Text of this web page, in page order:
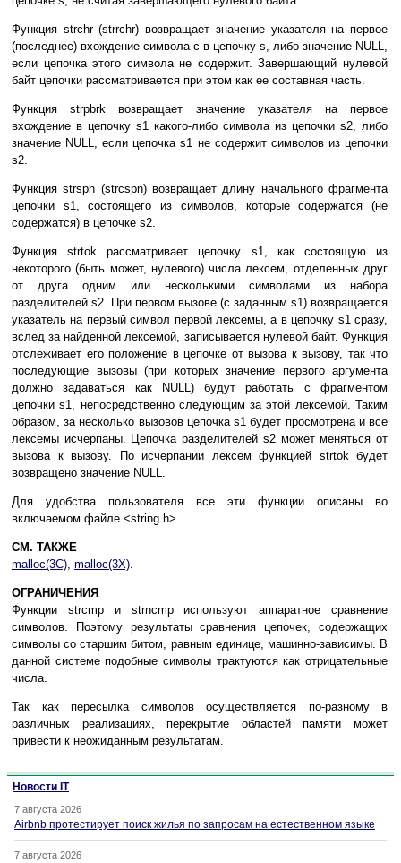
Функция strchr (strrchr) возвращает значение указателя на первое
(последнее) вхождение символа c в цепочку s, либо значение NULL,
если цепочка этого символа не содержит. Завершающий нулевой
байт цепочки рассматривается при этом как ее составная часть.
Функция strpbrk возвращает значение указателя на первое
вхождение в цепочку s1 какого-либо символа из цепочки s2, либо
значение NULL, если цепочка s1 не содержит символов из цепочки
s2.
Функция strspn (strcspn) возвращает длину начального фрагмента
цепочки s1, состоящего из символов, которые содержатся (не
содержатся) в цепочке s2.
Функция strtok рассматривает цепочку s1, как состоящую из
некоторого (быть может, нулевого) числа лексем, отделенных друг
от друга одним или несколькими символами из набора
разделителей s2. При первом вызове (с заданным s1) возвращается
указатель на первый символ первой лексемы, а в цепочку s1 сразу,
вслед за найденной лексемой, записывается нулевой байт. Функция
отслеживает его положение в цепочке от вызова к вызову, так что
последующие вызовы (при которых значение первого аргумента
должно задаваться как NULL) будут работать с фрагментом
цепочки s1, непосредственно следующим за этой лексемой. Таким
образом, за несколько вызовов цепочка s1 будет просмотрена и все
лексемы исчерпаны. Цепочка разделителей s2 может меняться от
вызова к вызову. По исчерпании лексем функцией strtok будет
возвращено значение NULL.
Для удобства пользователя все эти функции описаны во
включаемом файле <string.h>.
СМ. ТАКЖЕ
malloc(3C), malloc(3X).
ОГРАНИЧЕНИЯ
Функции strcmp и strncmp используют аппаратное сравнение
символов. Поэтому результаты сравнения цепочек, содержащих
символы со старшим битом, равным единице, машинно-зависимы. В
данной системе подобные символы трактуются как отрицательные
числа.
Так как пересылка символов осуществляется по-разному в
различных реализациях, перекрытие областей памяти может
привести к неожиданным результатам.
Новости IT
7 августа 2026
Airbnb протестирует поиск жилья по запросам на естественном языке
7 августа 2026